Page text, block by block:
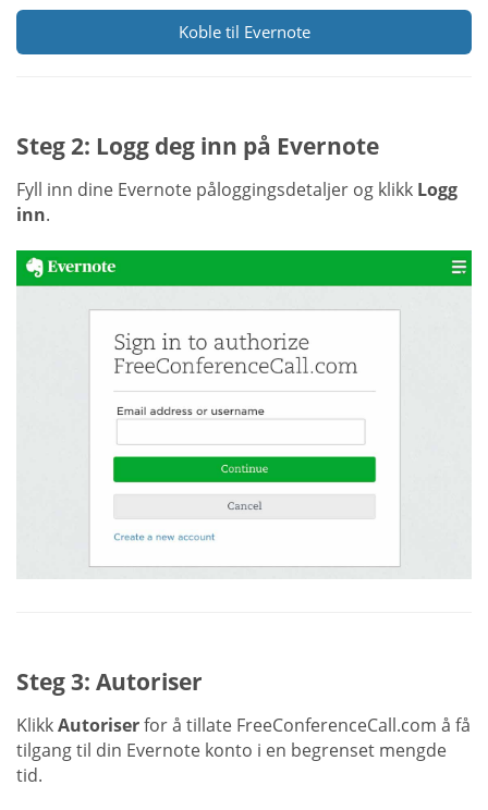
Koble til Evernote
Steg 2: Logg deg inn på Evernote
Fyll inn dine Evernote påloggingsdetaljer og klikk Logg
inn.
Steg 3: Autoriser
KlikkAutoriserfor å tillate FreeConferenceCall.com å få
tilgang til din Evernote konto i en begrenset mengde
tid.